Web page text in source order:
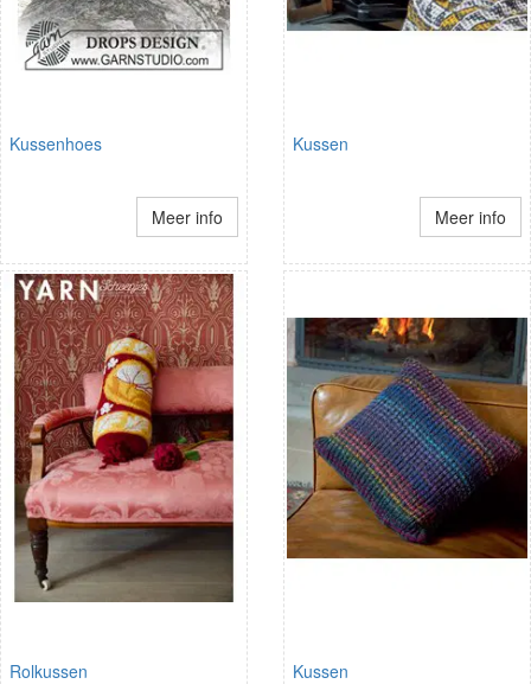
Kussenhoes
Meer info
Kussen
Meer info
Rolkussen Kussen